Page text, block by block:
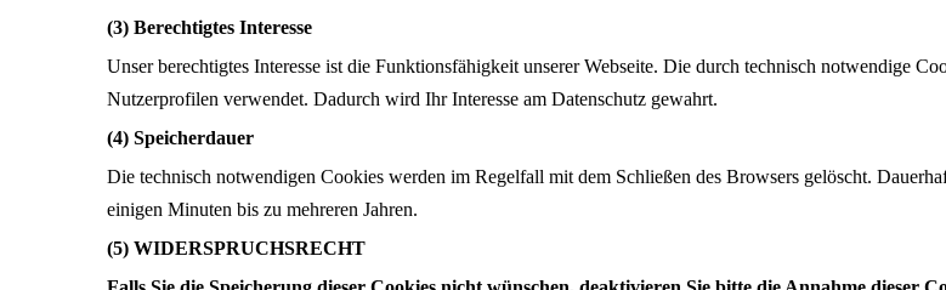
(3) Berechtigtes Interesse
Unser berechtigtes Interesse ist die Funktionsfähigkeit unserer Webseite. Die durch technisch notwendige
Nutzerprofilen verwendet. Dadurch wird Ihr Interesse am Datenschutz gewahrt.
(4) Speicherdauer
Die technisch notwendigen Cookies werden im Regelfall mit dem Schließen des Browsers gelöscht.
einigen Minuten bis zu mehreren Jahren.
(5) WIDERSPRUCHSRECHT